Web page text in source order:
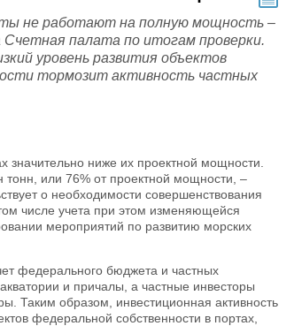
не работают на полную мощность –
палата по итогам проверки.
уровень развития объектов
тормозит активность частных
значительно ниже их проектной мощности.
тонн, или 76% от проектной мощности, –
о необходимости совершенствования
числе учета при этом изменяющейся
мероприятий по развитию морских
федерального бюджета и частных
и причалы, а частные инвесторы
Таким образом, инвестиционная активность
федеральной собственности в портах,